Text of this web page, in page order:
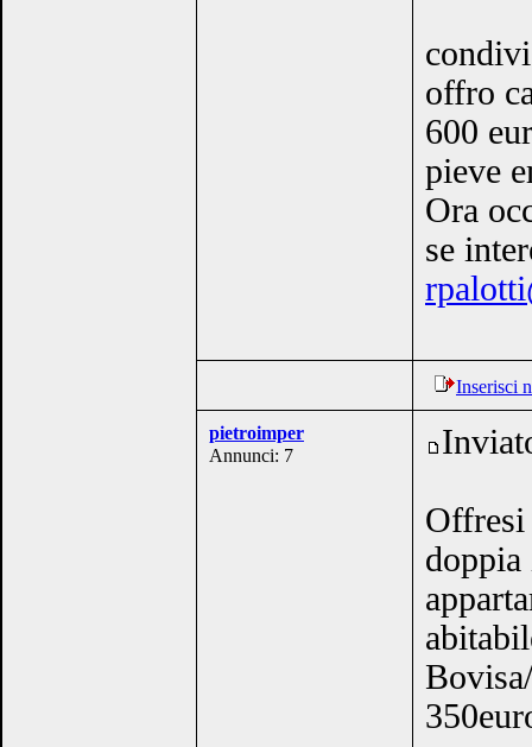
offro
600
pieve
Ora
se
Inserisci
pietroimper
Annunci: 7
Offresi
doppia